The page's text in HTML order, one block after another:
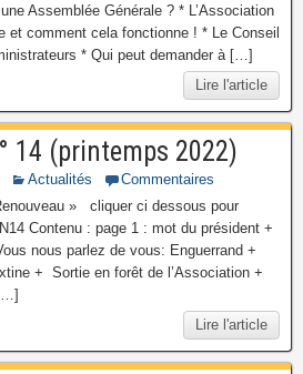
Assemblée Générale ? * L’Association
et comment cela fonctionne ! * Le Conseil
* Qui peut demander à […]
Lire l'article
14 (printemps 2022)
Actualités
Commentaires
» cliquer ci dessous pour
Contenu : page 1 : mot du président +
nous parlez de vous: Enguerrand +
+ Sortie en forêt de l’Association +
Lire l'article